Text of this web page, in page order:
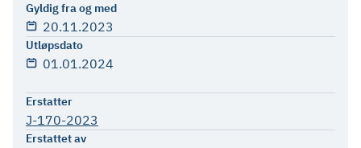
Gyldig fra og med
20.11.2023
Utløpsdato
01.01.2024
Erstatter
J-170-2023
Erstattet av